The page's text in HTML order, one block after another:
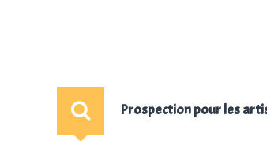
Prospection pour les